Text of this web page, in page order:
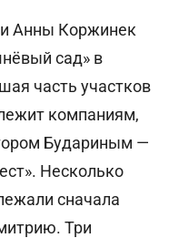
Анны Коржинек
сад» в
часть участков
компаниям,
Будариным —
Несколько
сначала
Три